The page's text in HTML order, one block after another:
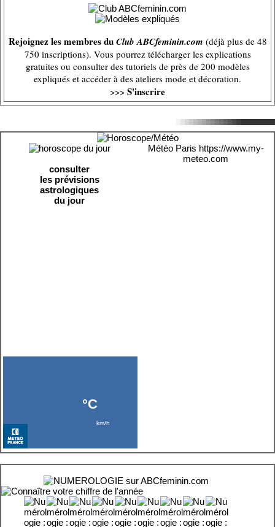
Rejoignez les membres duClub ABCfeminin.com (déjà plus de 48
750 inscriptions). Vous pourrez télécharger les explications
gratuites ou consulter des tutoriels de près de 200 modèles
expliqués et accéder à des ateliers mode et décoration.
>>> S'inscrire
consulter
les prévisions
astrologiques
du jour
Météo Paris https://www.my-
meteo.com